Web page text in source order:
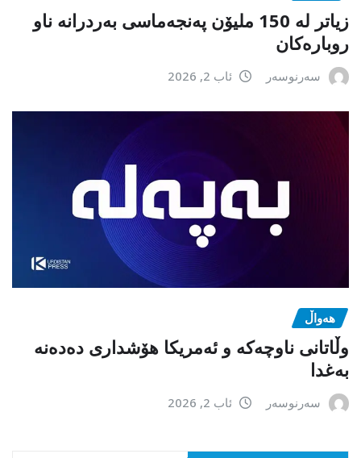
زیاتر لە 150 ملیۆن پەنجەماسی بەردرانە ناو
روبارەکان
سەرنوسەر ئاب 2, 2026
هەواڵ
وڵاتانی ناوچەکە و ئەمریکا هۆشداری دەدەنە
بەغدا
سەرنوسەر ئاب 2, 2026